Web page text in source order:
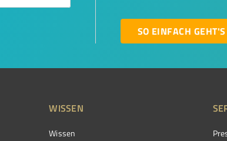
SO EINFACH GEHT'S
WISSEN
Wissen